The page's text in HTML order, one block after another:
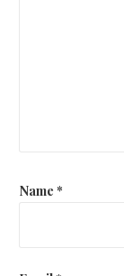
Name *